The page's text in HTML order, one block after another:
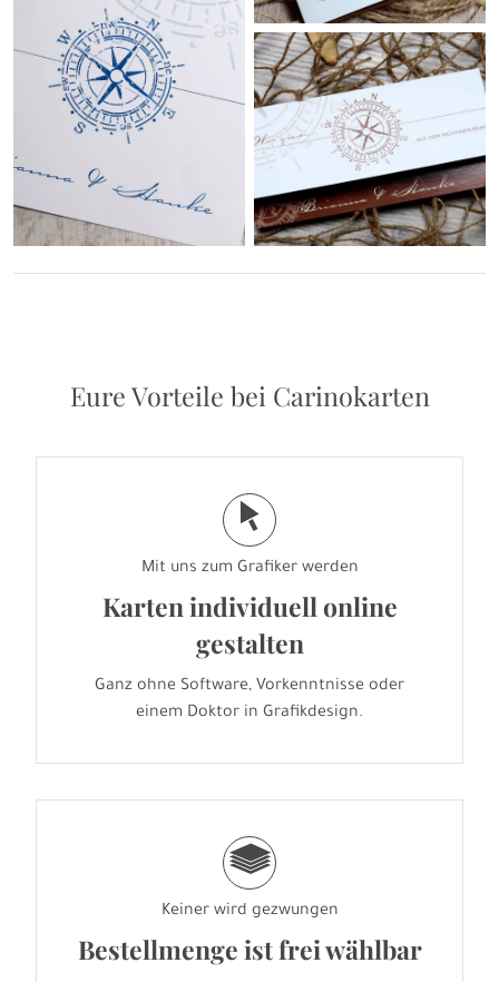
Eure Vorteile bei Carinokarten
j
Mit uns zum Grafiker werden
Karten individuell online
gestalten
Ganz ohne Software, Vorkenntnisse oder
einem Doktor in Grafikdesign.
g
Keiner wird gezwungen
Bestellmenge ist frei wählbar